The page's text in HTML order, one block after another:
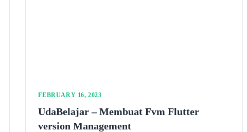
FEBRUARY 16, 2023
UdaBelajar – Membuat Fvm Flutter
version Management